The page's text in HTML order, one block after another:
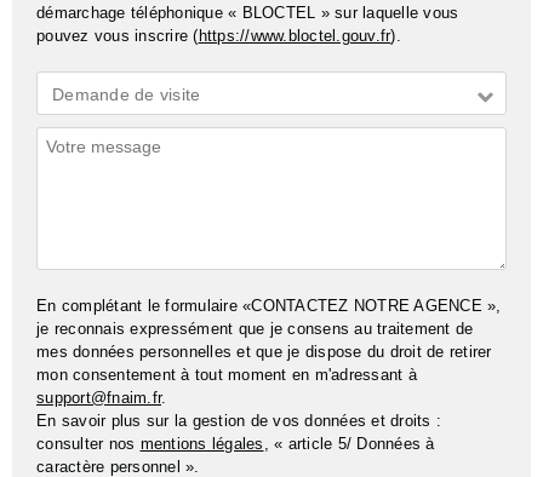
démarchage téléphonique « BLOCTEL » sur laquelle vous
pouvez vous inscrire (https://www.bloctel.gouv.fr).
Demande
*
Demande de visite
Commentaires
En complétant le formulaire «CONTACTEZ NOTRE AGENCE »,
je reconnais expressément que je consens au traitement de
mes données personnelles et que je dispose du droit de retirer
mon consentement à tout moment en m'adressant à
support@fnaim.fr.
En savoir plus sur la gestion de vos données et droits :
consulter nos mentions légales , « article 5/ Données à
caractère personnel ».